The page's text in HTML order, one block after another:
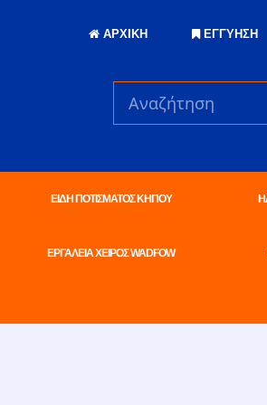
ΑΡΧΙΚΗ ΕΓΓΥΗΣΗ
ΕΙΔΗ ΠΟΤΙΣΜΑΤΟΣ ΚΗΠΟΥ
ΕΡΓΑΛΕΙΑ ΧΕΙΡΟΣ WADFOW